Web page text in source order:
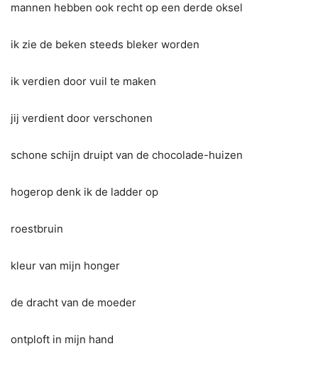
mannen hebben ook recht op een derde oksel
ik zie de beken steeds bleker worden
ik verdien door vuil te maken
jij verdient door verschonen
schone schijn druipt van de chocolade-huizen
hogerop denk ik de ladder op
roestbruin
kleur van mijn honger
de dracht van de moeder
ontploft in mijn hand